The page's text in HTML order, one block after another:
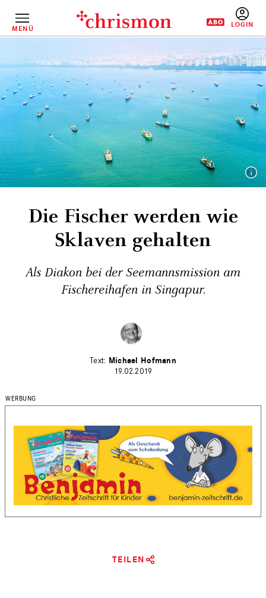
InhaltMENÜ
Die Fischer werden wie
Sklaven gehalten
Als Diakon bei der Seemannsmission am
Fischereihafen in Singapur.
Michael Hofmann
19.02.2019
TEILEN